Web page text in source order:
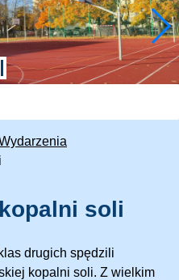
soli
drugich spędzili
kopalni soli. Z wielkim